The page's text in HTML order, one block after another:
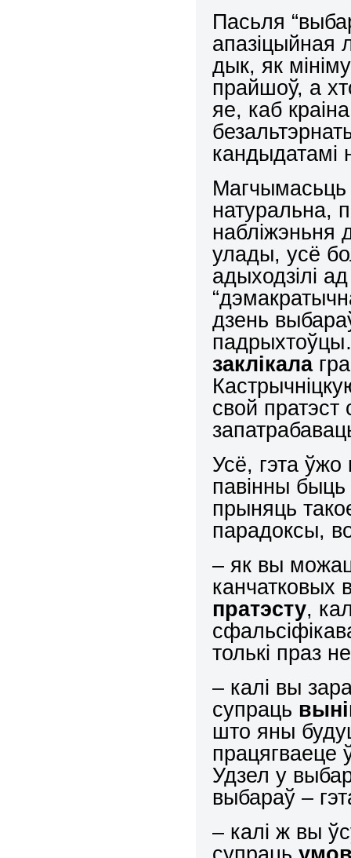
Пасьля
апазіцыйная
дык, як
прайшоў, а
яе, каб
кандыдатамі
Магчымасьць
натуральна,
набліжэньня
улады, усё
адыходзілі
дзень
заклікала
свой пратэст
Усё, гэта
павінны быць
прыняць
парадоксы,
– як вы
канчатковых
пратэсту,
толькі праз
– калі вы
супраць
што яны
працягваеце
Удзел у
выбараў –
– калі ж вы